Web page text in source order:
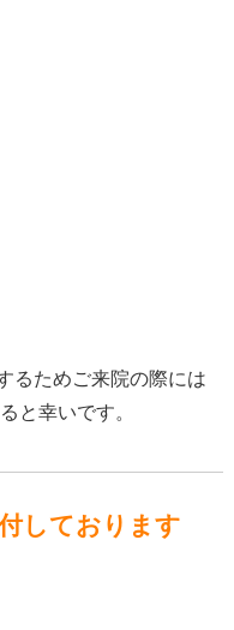
るためご来院の際には
と幸いです。
しております